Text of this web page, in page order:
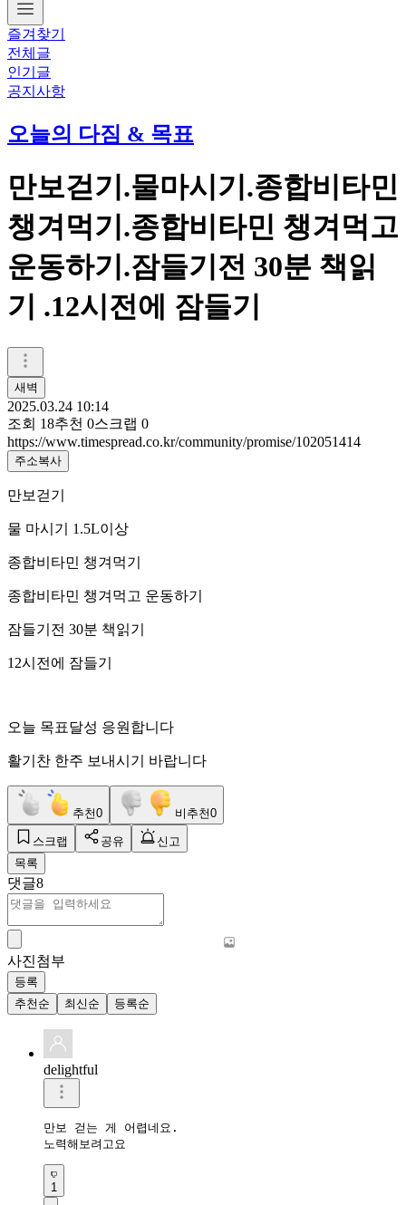
즐겨찾기
전체글
인기글
공지사항
오늘의 다짐 & 목표
만보걷기.물마시기.종합비타민
챙겨먹기.종합비타민 챙겨먹고
운동하기.잠들기전 30분 책읽
기 .12시전에 잠들기
새벽
2025.03.24 10:14
조회 18추천 0스크랩 0
https://www.timespread.co.kr/community/promise/102051414
주소복사
만보걷기
물 마시기 1.5L이상
종합비타민 챙겨먹기
종합비타민 챙겨먹고 운동하기
잠들기전 30분 책읽기
12시전에 잠들기
오늘 목표달성 응원합니다
활기찬 한주 보내시기 바랍니다
추천0 비추천0
스크랩 공유
신고
목록
댓글8
사진첨부
등록
추천순
최신순 등록순
delightful
만보 걷는 게 어렵네요.
노력해보려고요
1